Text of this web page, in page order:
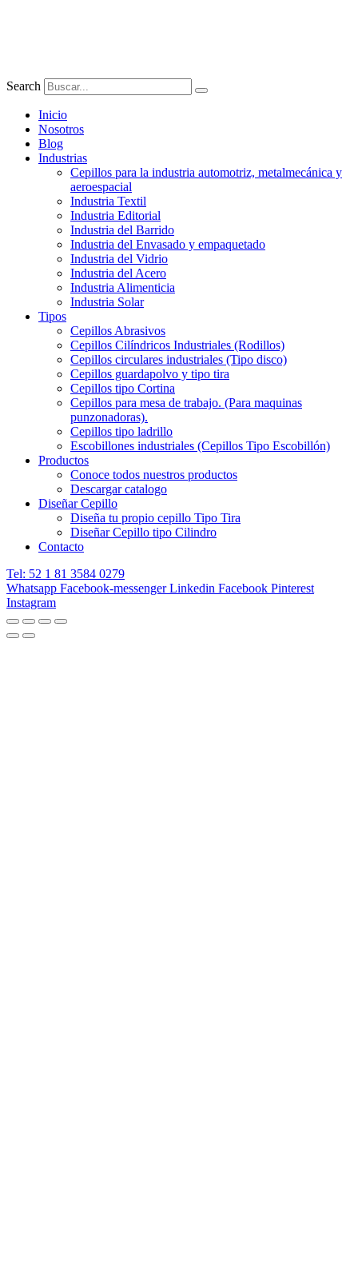
Search
Inicio
Nosotros
Blog
Industrias
Cepillos para la industria automotriz, metalmecánica y
aeroespacial
Industria Textil
Industria Editorial
Industria del Barrido
Industria del Envasado y empaquetado
Industria del Vidrio
Industria del Acero
Industria Alimenticia
Industria Solar
Tipos
Cepillos Abrasivos
Cepillos Cilíndricos Industriales (Rodillos)
Cepillos circulares industriales (Tipo disco)
Cepillos guardapolvo y tipo tira
Cepillos tipo Cortina
Cepillos para mesa de trabajo. (Para maquinas
punzonadoras).
Cepillos tipo ladrillo
Escobillones industriales (Cepillos Tipo Escobillón)
Productos
Conoce todos nuestros productos
Descargar catalogo
Diseñar Cepillo
Diseña tu propio cepillo Tipo Tira
Diseñar Cepillo tipo Cilindro
Contacto
Tel: 52 1 81 3584 0279
Whatsapp Facebook-messenger Linkedin Facebook Pinterest
Instagram